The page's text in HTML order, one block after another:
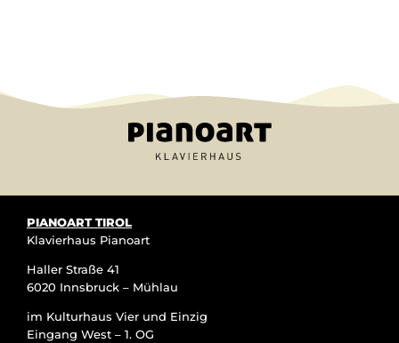
PIANOART TIROL
Klavierhaus Pianoart
Haller Straße 41
6020 Innsbruck – Mühlau
im Kulturhaus Vier und Einzig
Eingang West – 1. OG